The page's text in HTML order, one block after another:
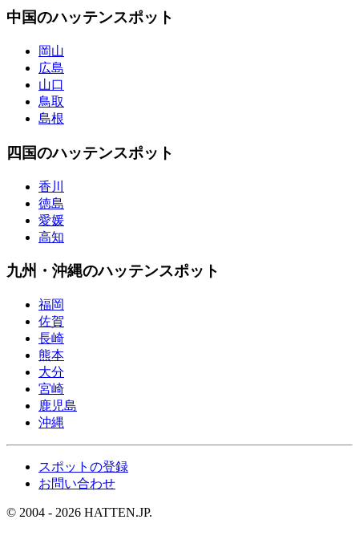
中国のハッテンスポット
岡山
広島
山口
鳥取
島根
四国のハッテンスポット
香川
徳島
愛媛
高知
九州・沖縄のハッテンスポット
福岡
佐賀
長崎
熊本
大分
宮崎
鹿児島
沖縄
スポットの登録
お問い合わせ
© 2004 - 2026 HATTEN.JP.